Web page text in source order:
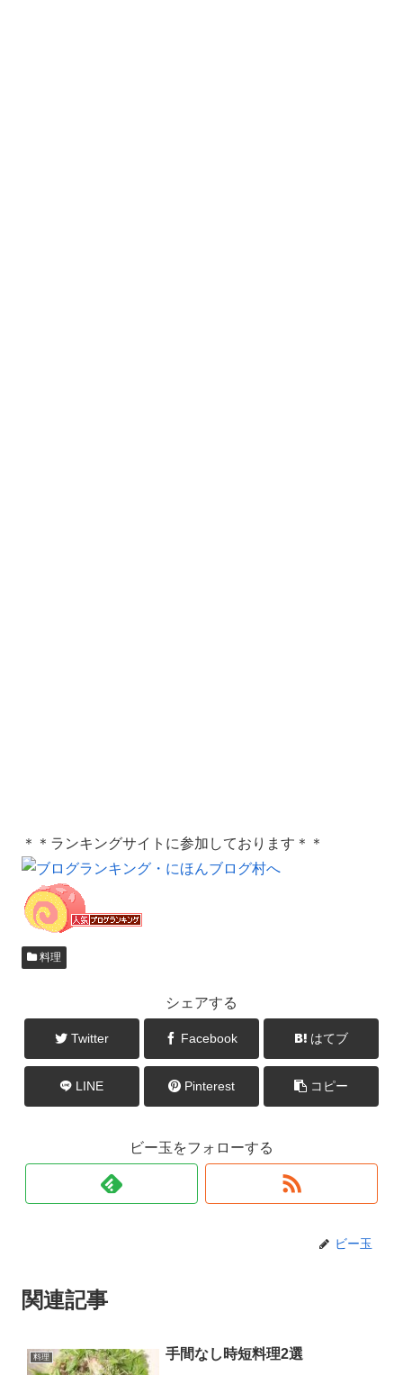
＊＊ランキングサイトに参加しております＊＊
料理
シェアする
Twitter Facebook はてブ
LINE Pinterest コピー
ビー玉をフォローする
ビー玉
関連記事
料理 手間なし時短料理2選